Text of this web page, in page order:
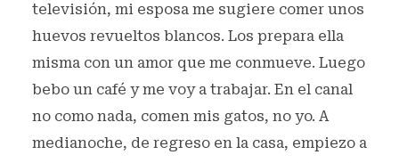
televisión, mi esposa me sugiere comer unos
huevos revueltos blancos. Los prepara ella
misma con un amor que me conmueve. Luego
bebo un café y me voy a trabajar. En el canal
no como nada, comen mis gatos, no yo. A
medianoche, de regreso en la casa, empiezo a